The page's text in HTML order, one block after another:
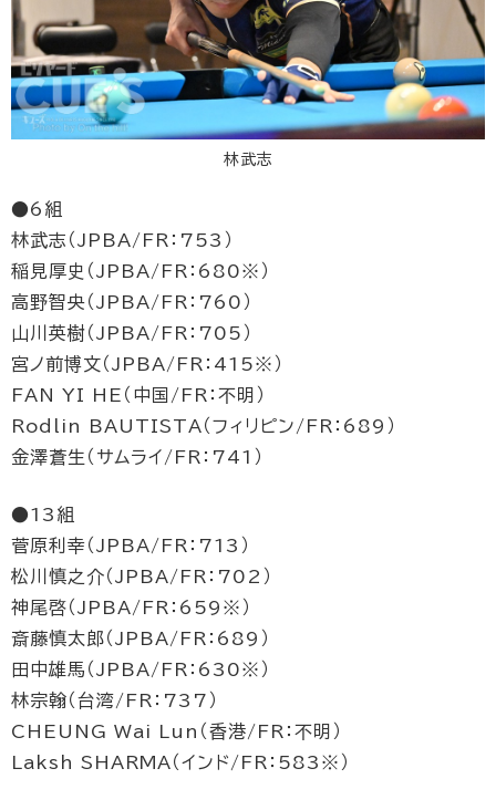
林武志
●6組
林武志（JPBA/FR：753）
稲見厚史（JPBA/FR：680※）
高野智央（JPBA/FR：760）
山川英樹（JPBA/FR：705）
宮ノ前博文（JPBA/FR：415※）
FAN YI HE（中国/FR：不明）
Rodlin BAUTISTA（フィリピン/FR：689）
金澤蒼生（サムライ/FR：741）
●13組
菅原利幸（JPBA/FR：713）
松川慎之介（JPBA/FR：702）
神尾啓（JPBA/FR：659※）
斎藤慎太郎（JPBA/FR：689）
田中雄馬（JPBA/FR：630※）
林宗翰（台湾/FR：737）
CHEUNG Wai Lun（香港/FR：不明）
Laksh SHARMA（インド/FR：583※）